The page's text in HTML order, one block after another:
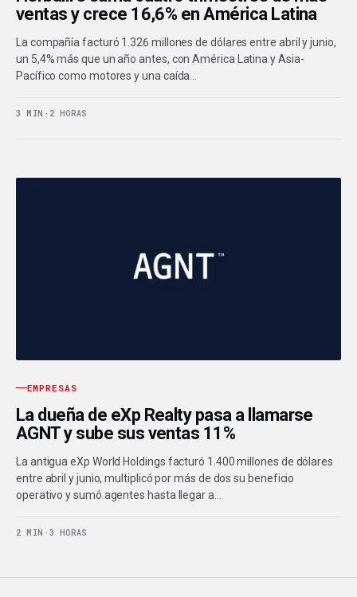
ventas y crece 16,6% en América Latina
La compañía facturó 1.326 millones de dólares entre abril y junio,
un 5,4% más que un año antes, con América Latina y Asia-
Pacífico como motores y una caída…
3 MIN · 2 HORAS
EMPRESAS
La dueña de eXp Realty pasa a llamarse
AGNT y sube sus ventas 11%
La antigua eXp World Holdings facturó 1.400 millones de dólares
entre abril y junio, multiplicó por más de dos su beneficio
operativo y sumó agentes hasta llegar a…
2 MIN · 3 HORAS